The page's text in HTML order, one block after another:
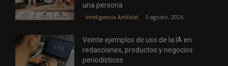
una persona
Inteligencia Artificial 3 agosto, 2026
Veinte ejemplos de uso de la IA en
redacciones, productos y negocios
periodísticos